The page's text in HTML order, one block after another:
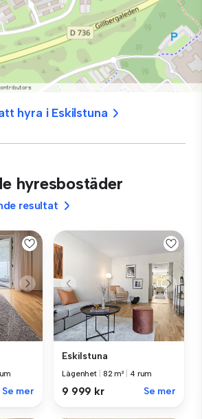
hyra i Eskilstuna
hyresbostäder
resultat
Se mer
Eskilstuna
Lägenhet 82 m² 4 rum
9 999 kr Se mer